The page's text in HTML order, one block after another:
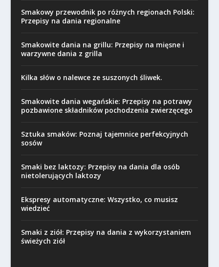
Smakowy przewodnik po różnych regionach Polski:
Przepisy na dania regionalne
Smakowite dania na grillu: Przepisy na mięsne i
warzywne dania z grilla
Kilka słów o nalewce ze suszonych śliwek.
Smakowite dania wegańskie: Przepisy na potrawy
pozbawione składników pochodzenia zwierzęcego
Sztuka smaków: Poznaj tajemnice perfekcyjnych
sosów
Smaki bez laktozy: Przepisy na dania dla osób
nietolerujących laktozy
Ekspresy automatyczne: Wszystko, co musisz
wiedzieć
Smaki z ziół: Przepisy na dania z wykorzystaniem
świeżych ziół